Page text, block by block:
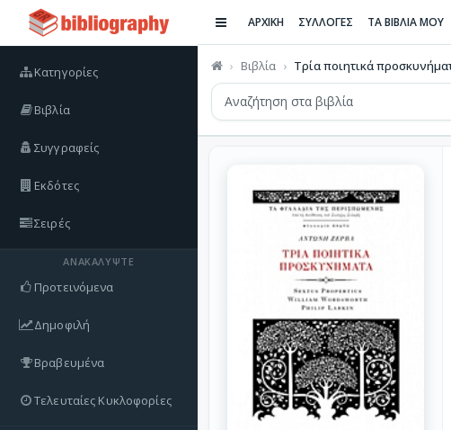
Κατηγορίες
Βιβλία
Συγγραφείς
Εκδότες
Σειρές
ΑΝΑΚΑΛΎΨΤΕ
Προτεινόμενα
Δημοφιλή
Βραβευμένα
Τελευταίες Κυκλοφορίες
ΑΡΧΙΚΗ ΣΥΛΛΟΓΕΣ ΤΑ ΒΙΒΛΙΑ ΜΟΥ
Βιβλία Τρία ποιητικά